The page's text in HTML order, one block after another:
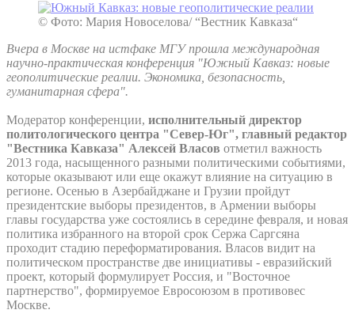
© Фото: Мария Новоселова/ “Вестник Кавказа“
Вчера в Москве на истфаке МГУ прошла международная
научно-практическая конференция "Южный Кавказ: новые
геополитические реалии. Экономика, безопасность,
гуманитарная сфера".
Модератор конференции, исполнительный директор
политологического центра "Север-Юг", главный редактор
"Вестника Кавказа" Алексей Власов отметил важность
2013 года, насыщенного разными политическими событиями,
которые оказывают или еще окажут влияние на ситуацию в
регионе. Осенью в Азербайджане и Грузии пройдут
президентские выборы президентов, в Армении выборы
главы государства уже состоялись в середине февраля, и новая
политика избранного на второй срок Сержа Саргсяна
проходит стадию переформатирования. Власов видит на
политическом пространстве две инициативы - евразийский
проект, который формулирует Россия, и "Восточное
партнерство", формируемое Евросоюзом в противовес
Москве.